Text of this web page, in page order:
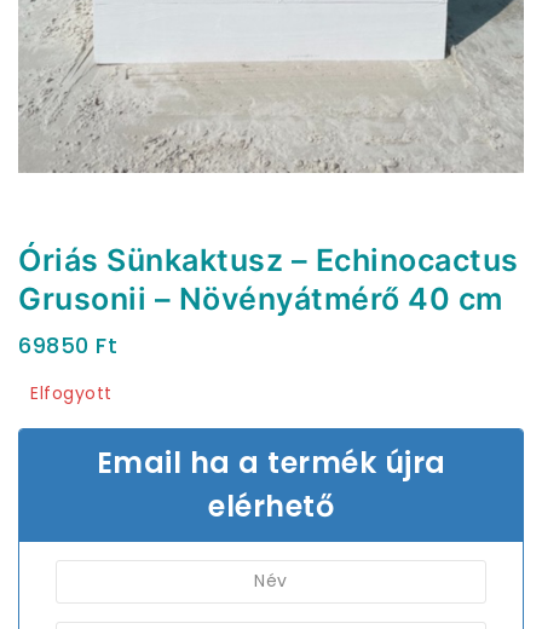
Óriás Sünkaktusz – Echinocactus
Grusonii – Növényátmérő 40 cm
69850 Ft
Elfogyott
Email ha a termék újra
elérhető